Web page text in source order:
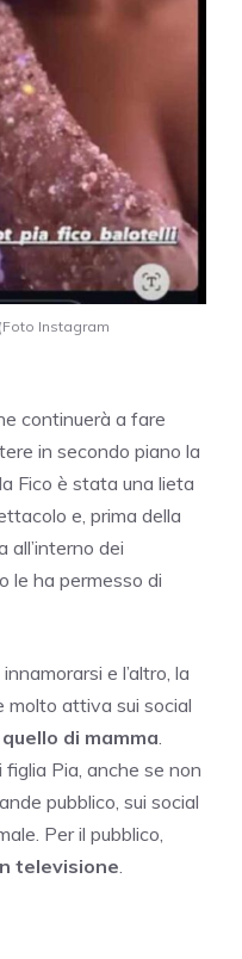
Instagram
continuerà a fare
in secondo piano la
Fico è stata una lieta
e, prima della
all’interno dei
le ha permesso di
e l’altro, la
molto attiva sui social
di mamma
Pia, anche se non
pubblico, sui social
Per il pubblico,
televisione